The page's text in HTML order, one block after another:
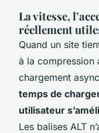
La vitesse,
réellement
Quand un site
à la compression
chargement
temps de
utilisateur
Les balises ALT